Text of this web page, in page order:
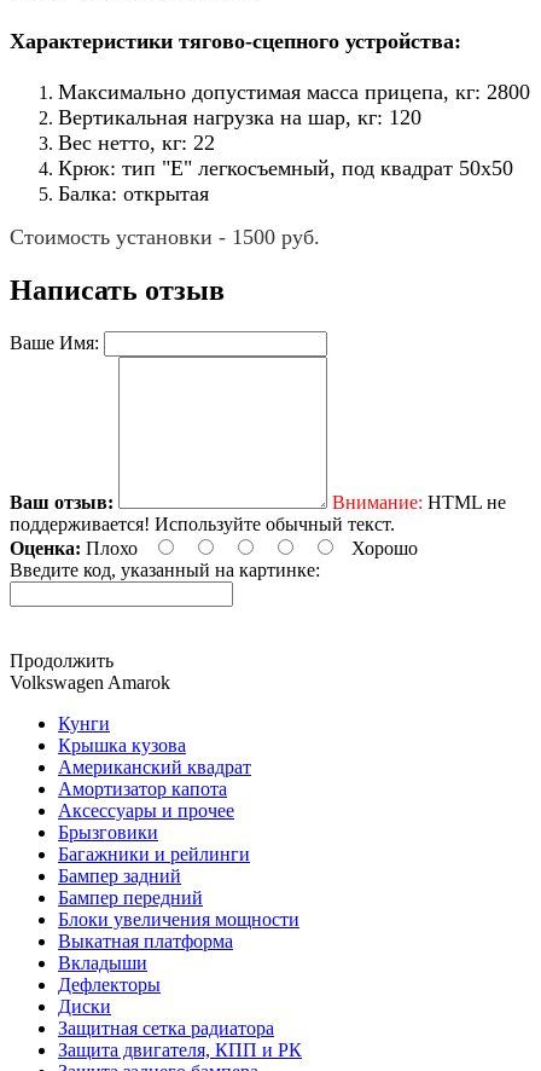
Характеристики тягoвo-сцeпнoго устройства:
Максимально допустимая масса прицепа, кг: 2800
Вертикальная нагрузка на шар, кг: 120
Вес нетто, кг: 22
Крюк: тип "E" легкосъемный, под квадрат 50х50
Балка: открытая
Стоимость установки - 1500 руб.
Написать отзыв
Ваше Имя:
Ваш отзыв: Внимание: HTML не
поддерживается! Используйте обычный текст.
Оценка: Плохо
Хорошо
Введите код, указанный на картинке:
Продолжить
Volkswagen Amarok
Кунги
Крышка кузова
Американский квадрат
Амортизатор капота
Аксессуары и прочее
Брызговики
Багажники и рейлинги
Бампер задний
Бампер передний
Блоки увеличения мощности
Выкатная платформа
Вкладыши
Дефлекторы
Диски
Защитная сетка радиатора
Защита двигателя, КПП и РК